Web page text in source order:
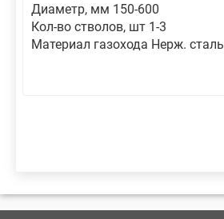
Диаметр, мм 150-600
Кол-во стволов, шт 1-3
Материал газохода Нерж. сталь